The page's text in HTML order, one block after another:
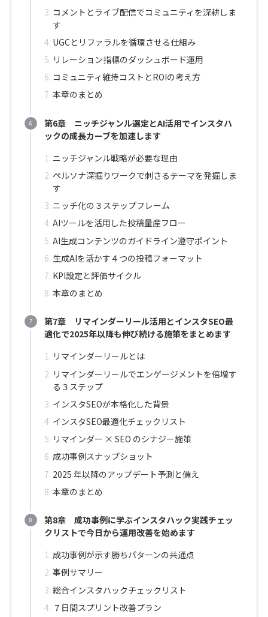
コメントとライブ配信でコミュニティを深耕しま
す
UGCとリファラルを循環させる仕組み
リレーション指標のダッシュボード運用
コミュニティ維持コストとROIの考え方
本章のまとめ
第6章 ニッチジャンル選定とAI活用でインスタハ
ックの成長カーブを加速します
ニッチジャンル戦略が必要な理由
ペルソナ深掘りワークで刺さるテーマを発掘しま
す
ニッチ化の３ステップフレーム
AIツールを活用した投稿量産フロー
AI生成コンテンツのガイドライン遵守ポイント
生成AIを活かす４つの投稿フォーマット
KPI設定と評価サイクル
本章のまとめ
第7章 リマインダーリール活用とインスタSEO最
適化で2025年以降も伸び続ける施策をまとめます
リマインダーリールとは
リマインダーリールでエンゲージメントを倍増す
る３ステップ
インスタSEOが本格化した背景
インスタSEO最適化チェックリスト
リマインダー × SEO のシナジー施策
成功事例スナップショット
2025 年以降のアップデート予測と備え
本章のまとめ
第8章 成功事例に学ぶインスタハック実践チェッ
クリストで今日から運用改善を始めます
成功事例が示す勝ちパターンの共通点
事例サマリー
総合インスタハックチェックリスト
７日間スプリント改善プラン